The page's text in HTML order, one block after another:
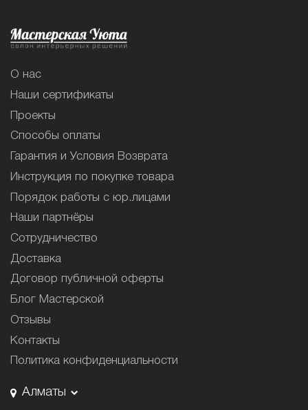
О нас
Наши сертификаты
Проекты
Способы оплаты
Гарантия и Условия Возврата
Инструкция по покупке товара
Порядок работы с юр.лицами
Наши партнёры
Сотрудничество
Доставка
Договор публичной оферты
Блог Мастерской
Отзывы
Контакты
Политика конфиденциальности
Алматы